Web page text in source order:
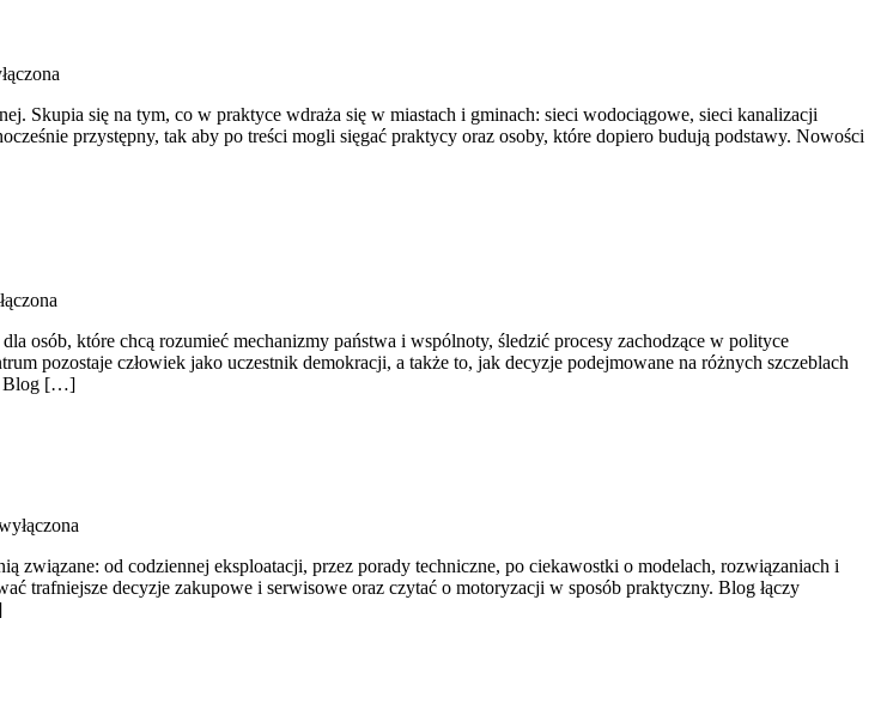
Skupia się na tym, co w praktyce wdraża się w miastach i gminach: sieci wodociągowe, sieci kanalizacji
przystępny, tak aby po treści mogli sięgać praktycy oraz osoby, które dopiero budują podstawy. Nowości
osób, które chcą rozumieć mechanizmy państwa i wspólnoty, śledzić procesy zachodzące w polityce
pozostaje człowiek jako uczestnik demokracji, a także to, jak decyzje podejmowane na różnych szczeblach
Blog […]
od codziennej eksploatacji, przez porady techniczne, po ciekawostki o modelach, rozwiązaniach i
trafniejsze decyzje zakupowe i serwisowe oraz czytać o motoryzacji w sposób praktyczny. Blog łączy